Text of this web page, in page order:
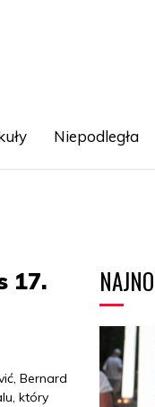
Niepodległa
17.
Bernard
który